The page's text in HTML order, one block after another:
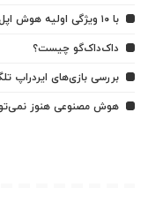
با ۱۰ ویژگی اولیه هوش اپل (Apple Intelligence) آشنا شوید
داک‌داک‌گو چیست؟
بررسی بازی‌های ایردراپ
هوش مصنوعی هنوز